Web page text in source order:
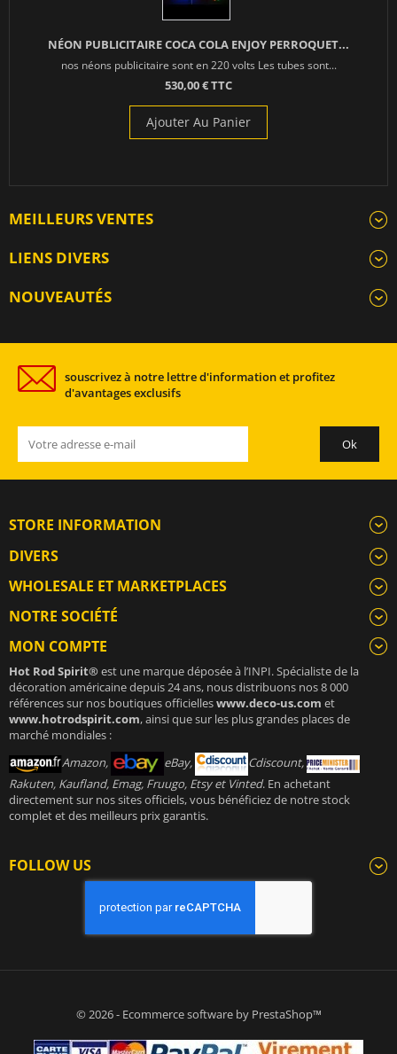
NÉON PUBLICITAIRE COCA COLA ENJOY PERROQUET...
nos néons publicitaire sont en 220 volts Les tubes sont...
530,00 € TTC
Ajouter Au Panier
MEILLEURS VENTES
LIENS DIVERS
NOUVEAUTÉS
souscrivez à notre lettre d'information et profitez
d'avantages exclusifs
STORE INFORMATION
DIVERS
WHOLESALE ET MARKETPLACES
NOTRE SOCIÉTÉ
MON COMPTE
Hot Rod Spirit®est une marque déposée à l’INPI. Spécialiste de la
décoration américaine depuis 24 ans, nous distribuons nos 8 000
références sur nos boutiques officielleswww.deco-us.com et
www.hotrodspirit.com, ainsi que sur les plus grandes places de
marché mondiales :
Amazon,
eBay,
Cdiscount,
Rakuten, Kaufland, Emag, Fruugo, Etsy et Vinted. En achetant
directement sur nos sites officiels, vous bénéficiez de notre stock
complet et des meilleurs prix garantis.
FOLLOW US
© 2026 - Ecommerce software by PrestaShop™